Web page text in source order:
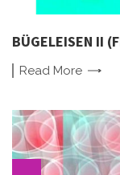
BÜGELEISEN II
Read More